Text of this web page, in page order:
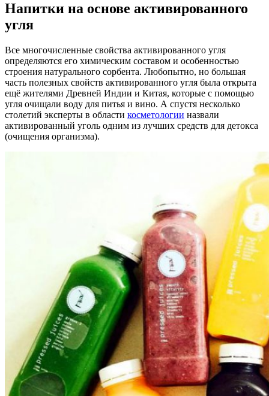
Напитки на основе активированного
угля
Все многочисленные свойства активированного угля
определяются его химическим составом и особенностью
строения натурального сорбента. Любопытно, но большая
часть полезных свойств активированного угля была открыта
ещё жителями Древней Индии и Китая, которые с помощью
угля очищали воду для питья и вино. А спустя несколько
столетий эксперты в области косметологии назвали
активированный уголь одним из лучших средств для детокса
(очищения организма).